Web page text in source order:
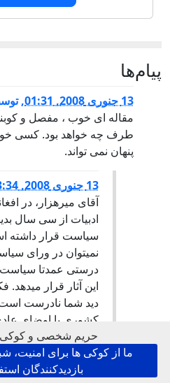
حریم شخصی و کوکی
ما از کوکی ها برای امنیت،
بازدیدکنندگان
پيام‌ها
13 جنوری 2008, 01:31 ,
مقاله ای خوب ، مفصل و
طرف چه خواهد بود. کسی
پنهان نمی تواند.
13 جنوری 2008, 13:34
آقای میرهزار، در
ادبیات از سی سال
سیاست قرار داشته
نمیتوان در ورای
درستی عمدتا
این آثار قرار
دید شما نادرست
کشوری با اوضای
درست باشد، اما برای
همخوانی ندارد.